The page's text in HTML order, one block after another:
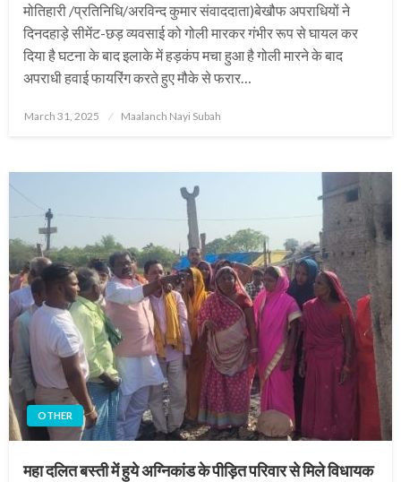
मोतिहारी /प्रतिनिधि/अरविन्द कुमार संवाददाता)बेखौफ अपराधियों ने
दिनदहाड़े सीमेंट-छड़ व्यवसाई को गोली मारकर गंभीर रूप से घायल कर
दिया है घटना के बाद इलाके में हड़कंप मचा हुआ है गोली मारने के बाद
अपराधी हवाई फायरिंग करते हुए मौके से फरार…
Posted
March 31, 2025 Maalanch Nayi Subah
OTHER
महा दलित बस्ती में हुये अग्निकांड के पीड़ित परिवार से मिले विधायक